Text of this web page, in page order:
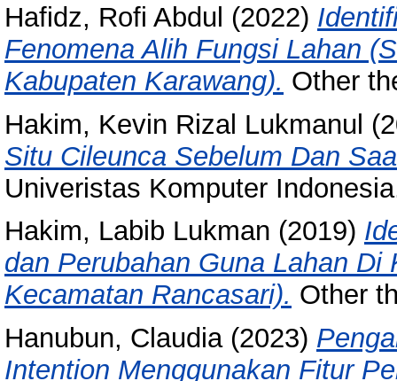
Hafidz, Rofi Abdul (2022)
Fenomena Alih Fungsi Lahan
Kabupaten Karawang). Other
Hakim, Kevin Rizal Lukmanul
Situ Cileunca Sebelum Dan
Univeristas Komputer
Hakim, Labib Lukman (2019)
dan Perubahan Guna Lahan
Kecamatan Rancasari). Other
Hanubun, Claudia(2023)
Intention Menggunakan Fitur